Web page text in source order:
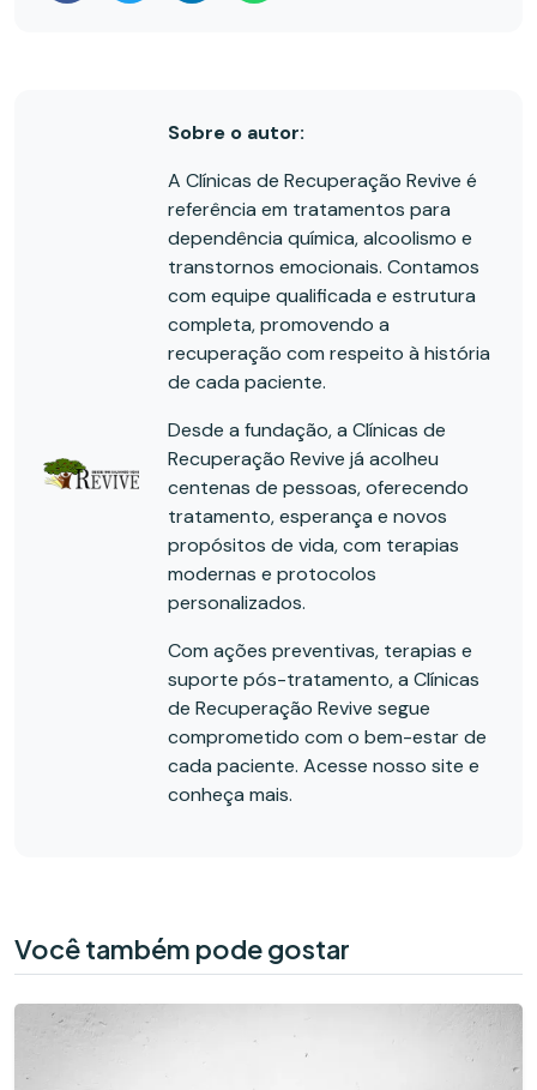
Sobre o autor:
A Clínicas de Recuperação Revive é
referência em tratamentos para
dependência química, alcoolismo e
transtornos emocionais. Contamos
com equipe qualificada e estrutura
completa, promovendo a
recuperação com respeito à história
de cada paciente.
Desde a fundação, a Clínicas de
Recuperação Revive já acolheu
centenas de pessoas, oferecendo
tratamento, esperança e novos
propósitos de vida, com terapias
modernas e protocolos
personalizados.
Com ações preventivas, terapias e
suporte pós-tratamento, a Clínicas
de Recuperação Revive segue
comprometido com o bem-estar de
cada paciente. Acesse nosso site e
conheça mais.
Você também pode gostar